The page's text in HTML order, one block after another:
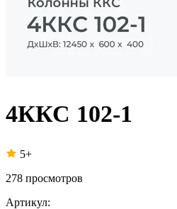
4ККС 102-1
5+
278 просмотров
Артикул: